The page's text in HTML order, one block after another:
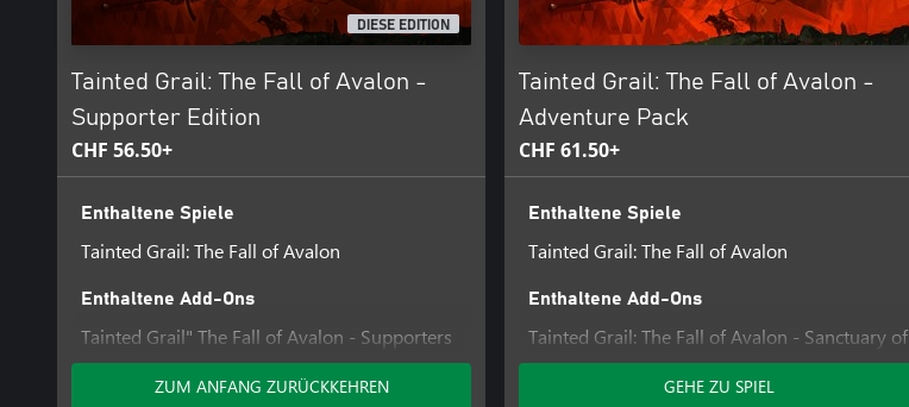
Welt! 💛
DIESE EDITION
Tainted Grail: The Fall of Avalon -
Supporter Edition
CHF 56.50+
Enthaltene Spiele
Tainted Grail: The Fall of Avalon
Enthaltene Add-Ons
Tainted Grail" The Fall of Avalon - Supporters
Pack DLC
ZUM ANFANG ZURÜCKKEHREN
Tainted Grail: The Fall of Avalon -
Adventure Pack
CHF 61.50+
Enthaltene Spiele
Tainted Grail: The Fall of Avalon
Enthaltene Add-Ons
Tainted Grail: The Fall of Avalon - Sanctuary of
Sarras
GEHE ZU SPIEL